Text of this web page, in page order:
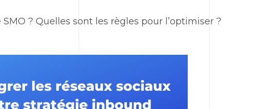
? Quelles sont les règles pour l’optimiser ?